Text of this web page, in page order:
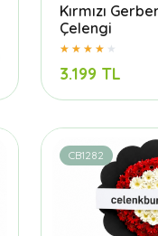
Kırmızı
Çelengi
3.199 TL
CB1282